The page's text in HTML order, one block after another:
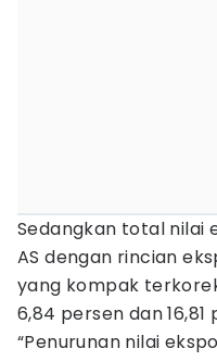
Sedangkan total nilai
AS dengan rincian
yang kompak
6,84 persen dan 16,81
“Penurunan nilai